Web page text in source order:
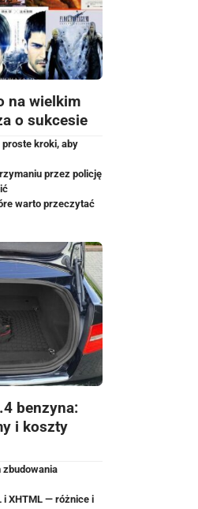
na wielkim
o sukcesie
kroki, aby
przez policję
warto przeczytać
benzyna:
i koszty
zbudowania
i XHTML — różnice i